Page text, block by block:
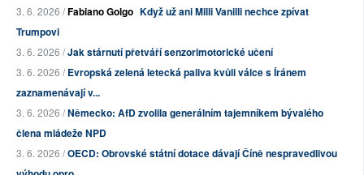
3. 6. 2026 /Fabiano Golgo Když už ani Milli Vanilli nechce zpívat
Trumpovi
3. 6. 2026 /Jak stárnutí přetváří senzorimotorické učení
3. 6. 2026 /Evropská zelená letecká paliva kvůli válce s Íránem
zaznamenávají v...
3. 6. 2026 /Německo: AfD zvolila generálním tajemníkem bývalého
člena mládeže NPD
3. 6. 2026 /OECD: Obrovské státní dotace dávají Číně nespravedlivou